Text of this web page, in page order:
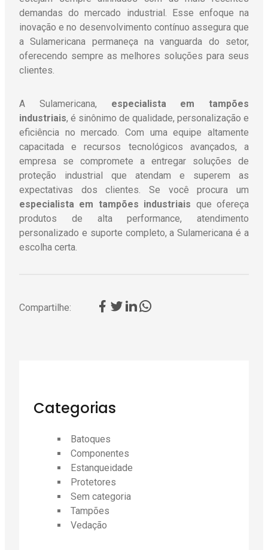
demandas do mercado industrial. Esse enfoque na
inovação e no desenvolvimento contínuo assegura que
a Sulamericana permaneça na vanguarda do setor,
oferecendo sempre as melhores soluções para seus
clientes.
A Sulamericana, especialista em tampões
industriais, é sinônimo de qualidade, personalização e
eficiência no mercado. Com uma equipe altamente
capacitada e recursos tecnológicos avançados, a
empresa se compromete a entregar soluções de
proteção industrial que atendam e superem as
expectativas dos clientes. Se você procura um
especialista em tampões industriais que ofereça
produtos de alta performance, atendimento
personalizado e suporte completo, a Sulamericana é a
escolha certa.
Compartilhe:
Categorias
Batoques
Componentes
Estanqueidade
Protetores
Sem categoria
Tampões
Vedação